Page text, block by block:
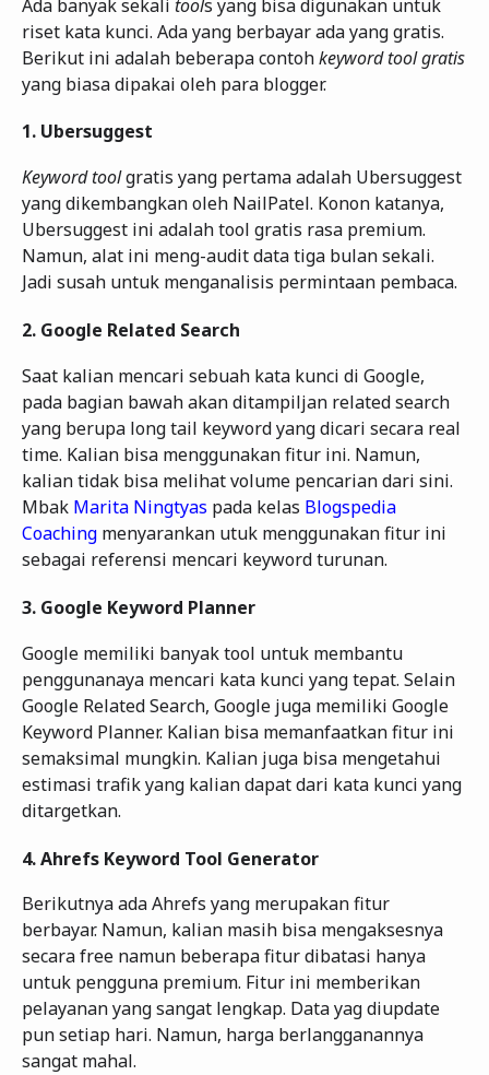
Ada banyak sekali tools yang bisa digunakan untuk
riset kata kunci. Ada yang berbayar ada yang gratis.
Berikut ini adalah beberapa contohkeyword tool gratis
yang biasa dipakai oleh para blogger.
1. Ubersuggest
Keyword toolgratis yang pertama adalah Ubersuggest
yang dikembangkan oleh NailPatel. Konon katanya,
Ubersuggest ini adalah tool gratis rasa premium.
Namun, alat ini meng-audit data tiga bulan sekali.
Jadi susah untuk menganalisis permintaan pembaca.
2. Google Related Search
Saat kalian mencari sebuah kata kunci di Google,
pada bagian bawah akan ditampiljan related search
yang berupa long tail keyword yang dicari secara real
time. Kalian bisa menggunakan fitur ini. Namun,
kalian tidak bisa melihat volume pencarian dari sini.
Mbak Marita Ningtyas pada kelas Blogspedia
Coachingmenyarankan utuk menggunakan fitur ini
sebagai referensi mencari keyword turunan.
3. Google Keyword Planner
Google memiliki banyak tool untuk membantu
penggunanaya mencari kata kunci yang tepat. Selain
Google Related Search, Google juga memiliki Google
Keyword Planner. Kalian bisa memanfaatkan fitur ini
semaksimal mungkin. Kalian juga bisa mengetahui
estimasi trafik yang kalian dapat dari kata kunci yang
ditargetkan.
4. Ahrefs Keyword Tool Generator
Berikutnya ada Ahrefs yang merupakan fitur
berbayar. Namun, kalian masih bisa mengaksesnya
secara free namun beberapa fitur dibatasi hanya
untuk pengguna premium. Fitur ini memberikan
pelayanan yang sangat lengkap. Data yag diupdate
pun setiap hari. Namun, harga berlangganannya
sangat mahal.